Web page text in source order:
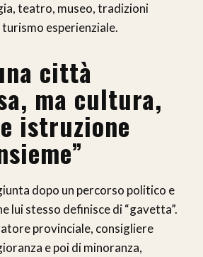
teatro, museo, tradizioni
esperienziale.
città
ma cultura,
istruzione
dopo un percorso politico e
lui stesso definisce di “gavetta”.
provinciale, consigliere
e poi di minoranza,